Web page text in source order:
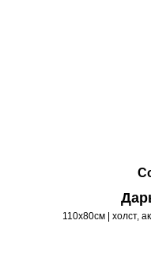
110х80см | холст,